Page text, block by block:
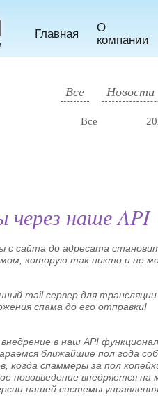
Главная
О
компании
Все Новости
Все
наше API
сайта до адресата
которую так никто и не
mail сервер для
спама до его отправки!
в наш API
ближайшие пол года
когда спаммеры за пол
нововведение внедряется
нашей системы